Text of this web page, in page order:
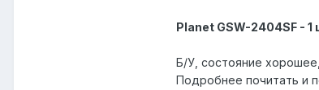
Planet GSW-2404SF -
Б/У, состояние
Подробнее почитать и